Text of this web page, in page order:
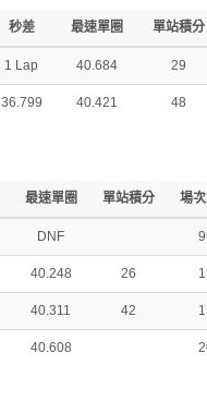
秒差 最速單圈 單站積分
1 Lap 40.684 29
36.799 40.421 48
最速單圈 單站積分 場
DNF
40.248 26
40.311 42
40.608